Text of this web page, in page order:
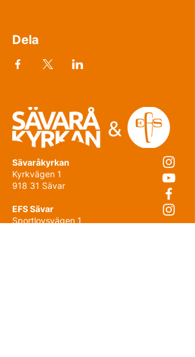
Dela
Sävaråkyrkan
Kyrkvägen 1
918 31 Sävar
EFS Sävar
Sportlovsvägen 1